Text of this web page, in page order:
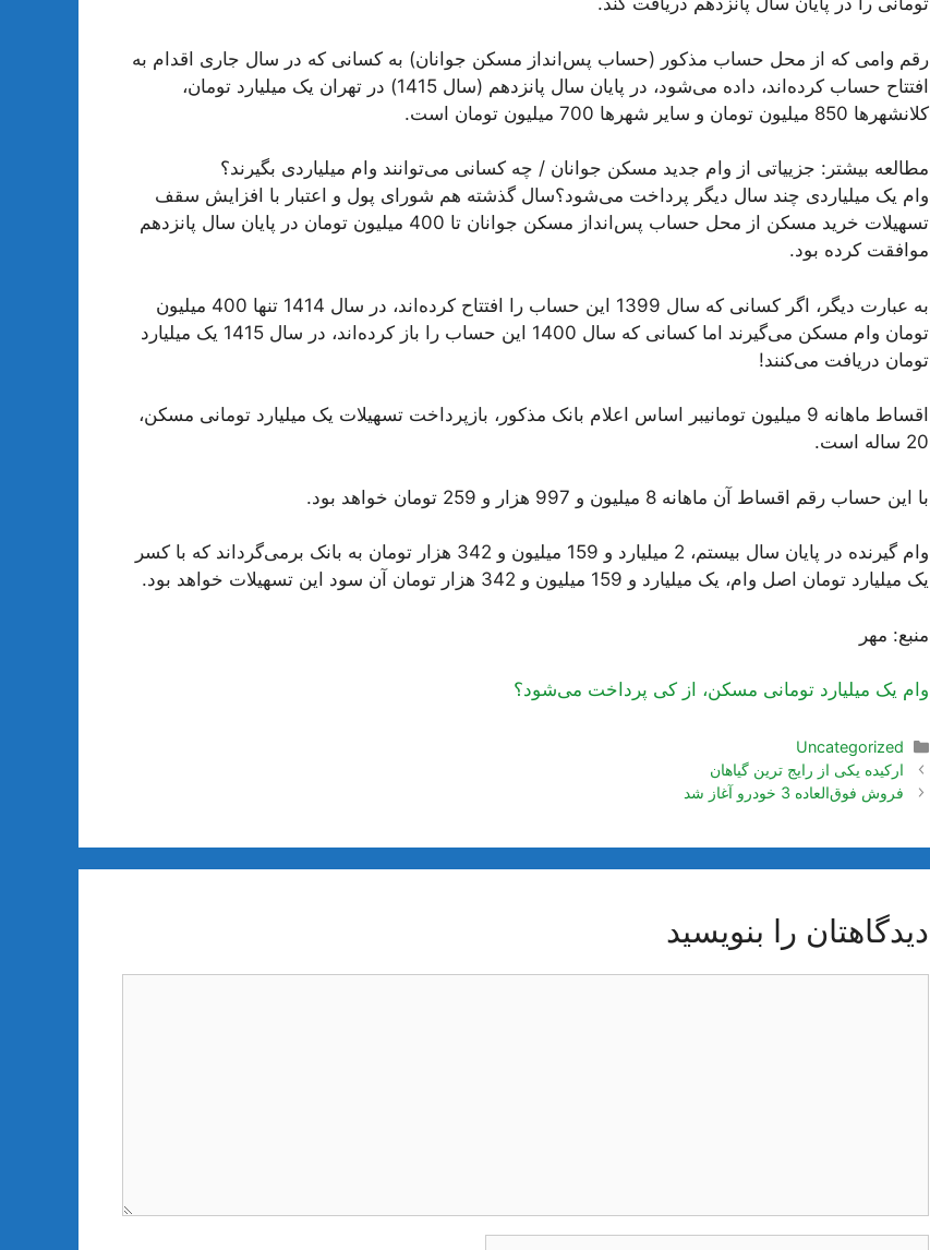
رقم وامی که از محل حساب مذکور (حساب پس‌انداز مسکن جوانان) به کسانی که در سال جاری اقدام به
افتتاح حساب کرده‌اند، داده می‌شود، در پایان سال پانزدهم (سال 1415) در تهران یک میلیارد تومان،
کلانشهرها 850 میلیون تومان و سایر شهرها 700 میلیون تومان است.
مطالعه بیشتر: جزيیاتی از وام جدید مسکن جوانان / چه کسانی می‌توانند وام میلیاردی بگیرند؟
وام یک میلیاردی چند سال دیگر پرداخت می‌شود؟سال گذشته هم شورای پول و اعتبار با افزایش سقف
تسهیلات خرید مسکن از محل حساب پس‌انداز مسکن جوانان تا 400 میلیون تومان در پایان سال پانزدهم
موافقت کرده بود.
به عبارت دیگر، اگر کسانی که سال 1399 این حساب را افتتاح کرده‌اند، در سال 1414 تنها 400 میلیون
تومان وام مسکن می‌گیرند اما کسانی که سال 1400 این حساب را باز کرده‌اند، در سال 1415 یک میلیارد
تومان دریافت می‌کنند!
اقساط ماهانه 9 میلیون تومانیبر اساس اعلام بانک مذکور، بازپرداخت تسهیلات یک میلیارد تومانی مسکن،
20 ساله است.
با این حساب رقم اقساط آن ماهانه 8 میلیون و 997 هزار و 259 تومان خواهد بود.
وام گیرنده در پایان سال بیستم، 2 میلیارد و 159 میلیون و 342 هزار تومان به بانک برمی‌گرداند که با کسر
یک میلیارد تومان اصل وام، یک میلیارد و 159 میلیون و 342 هزار تومان آن سود این تسهیلات خواهد بود.
منبع: مهر
وام یک میلیارد تومانی مسکن، از کی پرداخت می‌شود؟
دسته‌ها
Uncategorized
ناوبری
نوشته‌ها
ارکیده یکی از رایج ترین گیاهان
فروش فوق‌العاده 3 خودرو آغاز شد
دیدگاهتان را بنویسید